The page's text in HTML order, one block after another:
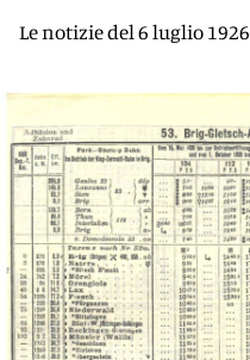
Le notizie del 6 luglio 1926